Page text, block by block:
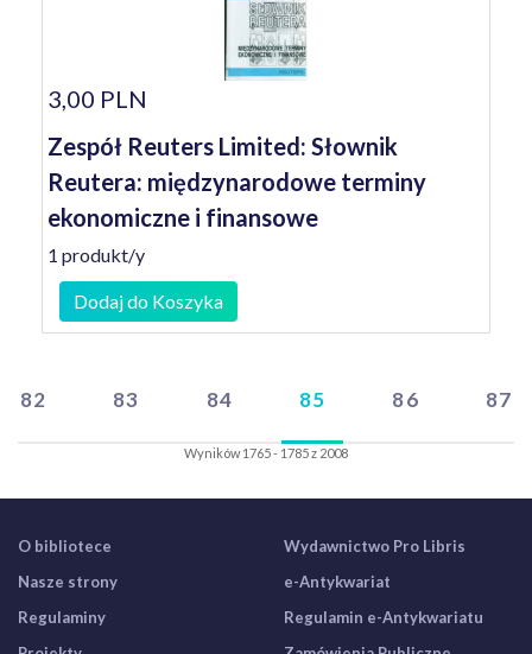
3,00 PLN
Zespół Reuters Limited: Słownik
Reutera: międzynarodowe terminy
ekonomiczne i finansowe
1 produkt/y
Dodaj do Koszyka
82 83 84 85 86 87
Wyników 1765 - 1785 z 2008
O bibliotece
Nasze strony
Regulaminy
Wydawnictwo Pro Libris
e-Antykwariat
Regulamin e-Antykwariatu